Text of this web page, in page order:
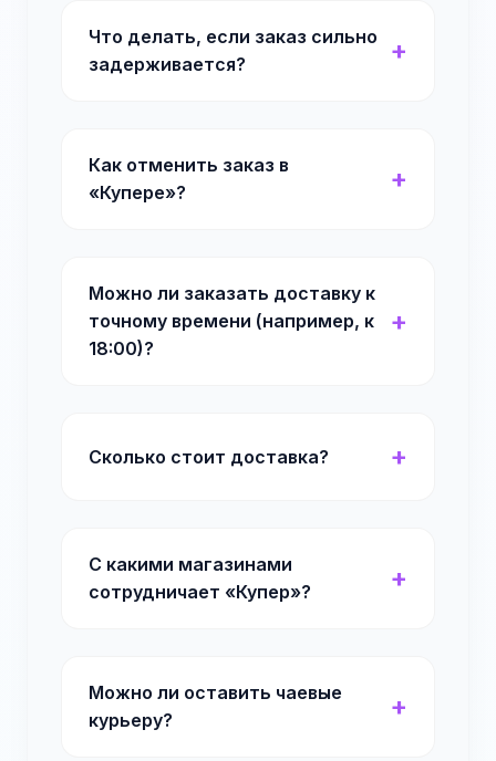
Что делать, если заказ сильно
задерживается?
Как отменить заказ в
«Купере»?
Можно ли заказать доставку к
точному времени (например, к
18:00)?
Сколько стоит доставка?
С какими магазинами
сотрудничает «Купер»?
Можно ли оставить чаевые
курьеру?